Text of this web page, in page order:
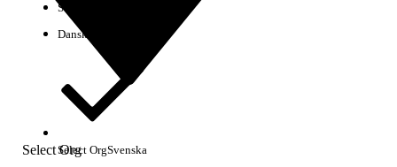
Här är några söktips
Kontrollera stavningen av dina nyckelord.
Select Org
Suomi
Dansk
Select OrgSvenska